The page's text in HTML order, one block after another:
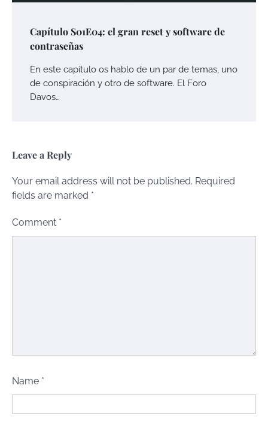
Capítulo S01E04: el gran reset y software de
contraseñas
En este capítulo os hablo de un par de temas, uno
de conspiración y otro de software. El Foro
Davos…
Leave a Reply
Your email address will not be published. Required
fields are marked *
Comment *
Name *